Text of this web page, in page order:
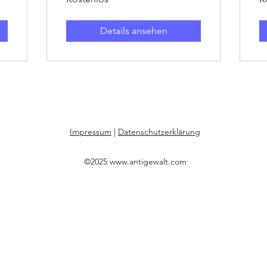
Details ansehen
Impressum | Datenschutzerklärung
©2025 www.antigewalt.com